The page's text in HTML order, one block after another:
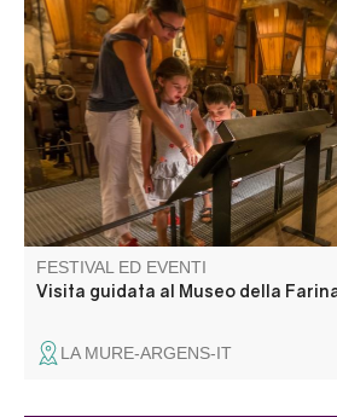
Seguite la guida: il labirinto di questi
funzione dal 1902 per trasformare il
avrà più segreti per voi! La storia del
tecnici vi permetteranno di capire
integrano queste macchine.
FESTIVAL ED EVENTI
Visita guidata al Museo della
LA MURE-ARGENS-IT